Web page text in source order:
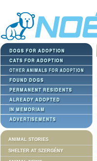
ANIMAL STORIES
SHELTER AT SZERGÉNY